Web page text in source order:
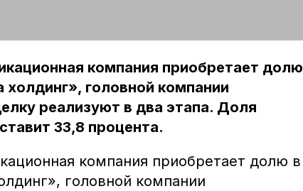
компания приобретает долю
головной компании
реализуют в два этапа. Доля
33,8 процента.
компания приобретает долю в
головной компании